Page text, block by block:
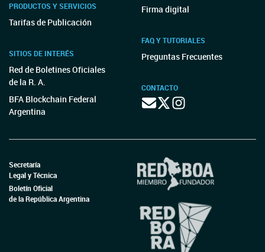
PRODUCTOS Y SERVICIOS
Tarifas de Publicación
SITIOS DE INTERÉS
Red de Boletines Oficiales
de la R. A.
BFA Blockchain Federal
Argentina
Firma digital
FAQ Y TUTORIALES
Preguntas Frecuentes
CONTACTO
Secretaría
Legal y Técnica
Boletín Oficial
de la República Argentina